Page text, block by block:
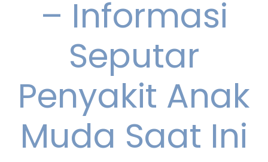
– Informasi
Seputar
Penyakit Anak
Muda Saat Ini